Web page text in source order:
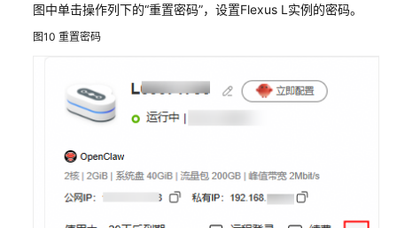
图中单击操作列下的“重置密码”，设置Flexus L实例的密码。
图10 重置密码